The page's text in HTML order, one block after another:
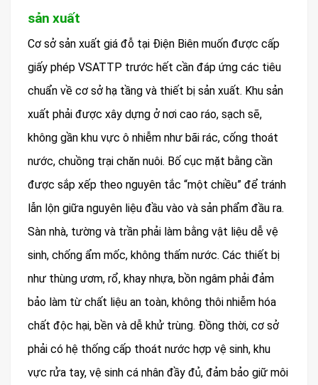
sản xuất
Cơ sở sản xuất giá đỗ tại Điện Biên muốn được cấp
giấy phép VSATTP trước hết cần đáp ứng các tiêu
chuẩn về cơ sở hạ tầng và thiết bị sản xuất. Khu sản
xuất phải được xây dựng ở nơi cao ráo, sạch sẽ,
không gần khu vực ô nhiễm như bãi rác, cống thoát
nước, chuồng trại chăn nuôi. Bố cục mặt bằng cần
được sắp xếp theo nguyên tắc “một chiều” để tránh
lẫn lộn giữa nguyên liệu đầu vào và sản phẩm đầu ra.
Sàn nhà, tường và trần phải làm bằng vật liệu dễ vệ
sinh, chống ẩm mốc, không thấm nước. Các thiết bị
như thùng ươm, rổ, khay nhựa, bồn ngâm phải đảm
bảo làm từ chất liệu an toàn, không thôi nhiễm hóa
chất độc hại, bền và dễ khử trùng. Đồng thời, cơ sở
phải có hệ thống cấp thoát nước hợp vệ sinh, khu
vực rửa tay, vệ sinh cá nhân đầy đủ, đảm bảo giữ môi